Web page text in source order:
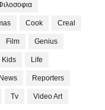
Cook Creal
Film Genius
Kids Life
News Reporters
Tv Video Art